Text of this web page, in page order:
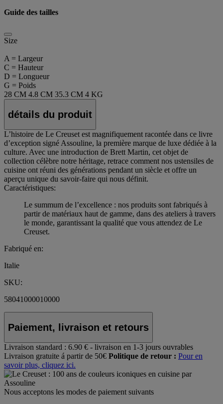
Guide des tailles
Size
A = Largeur
C = Hauteur
D = Longueur
G = Poids
28 CM 4.8 CM 35.3 CM 4 KG
détails du produit
L’histoire de Le Creuset est magnifiquement racontée dans ce livre
d’exception signé Assouline, la première marque de luxe dédiée à la
culture. Avec une introduction de Brett Martin, cet objet de
collection célèbre notre héritage, retrace comment nos ustensiles de
cuisine ont réuni des générations pendant un siècle et offre un
aperçu unique du savoir-faire qui nous définit.
Caractéristiques:
Le summum de l’excellence : nos produits sont fabriqués à
partir de matériaux haut de gamme, dans des ateliers à travers
le monde, garantissant la qualité que vous attendez de Le
Creuset.
Fabriqué en:
Italie
SKU:
58041000010000
Paiement, livraison et retours
Livraison standard : 6.90 € - livraison en 1-3 jours ouvrables
Livraison gratuite á partir de 50€ Politique de retour : Pour en
savoir plus, cliquez ici.
Nous acceptons les modes de paiement suivants